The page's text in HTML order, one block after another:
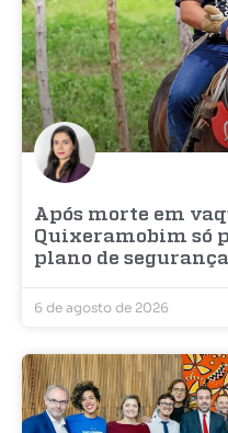
Após morte em
Quixeramobim só
plano de segurança
6 de agosto de 2026